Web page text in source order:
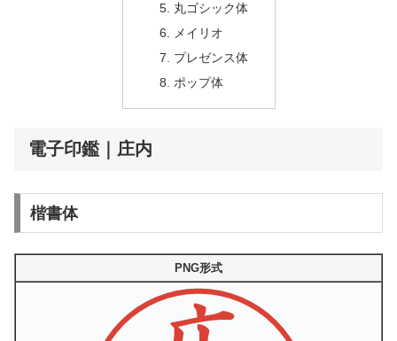
丸ゴシック体
メイリオ
プレゼンス体
ポップ体
電子印鑑｜庄内
楷書体
PNG形式